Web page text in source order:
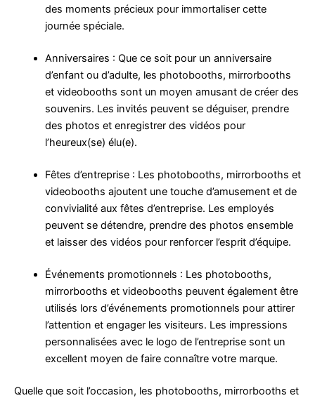
des moments précieux pour immortaliser cette
journée spéciale.
Anniversaires : Que ce soit pour un anniversaire
d’enfant ou d’adulte, les photobooths, mirrorbooths
et videobooths sont un moyen amusant de créer des
souvenirs. Les invités peuvent se déguiser, prendre
des photos et enregistrer des vidéos pour
l’heureux(se) élu(e).
Fêtes d’entreprise : Les photobooths, mirrorbooths et
videobooths ajoutent une touche d’amusement et de
convivialité aux fêtes d’entreprise. Les employés
peuvent se détendre, prendre des photos ensemble
et laisser des vidéos pour renforcer l’esprit d’équipe.
Événements promotionnels : Les photobooths,
mirrorbooths et videobooths peuvent également être
utilisés lors d’événements promotionnels pour attirer
l’attention et engager les visiteurs. Les impressions
personnalisées avec le logo de l’entreprise sont un
excellent moyen de faire connaître votre marque.
Quelle que soit l’occasion, les photobooths, mirrorbooths et